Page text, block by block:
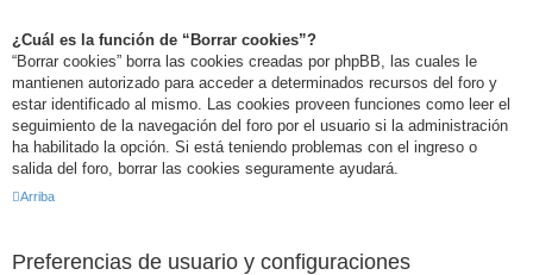
¿Cuál es la función de “Borrar cookies”?
“Borrar cookies” borra las cookies creadas por phpBB, las cuales le
mantienen autorizado para acceder a determinados recursos del foro y
estar identificado al mismo. Las cookies proveen funciones como leer el
seguimiento de la navegación del foro por el usuario si la administración
ha habilitado la opción. Si está teniendo problemas con el ingreso o
salida del foro, borrar las cookies seguramente ayudará.
Arriba
Preferencias de usuario y configuraciones